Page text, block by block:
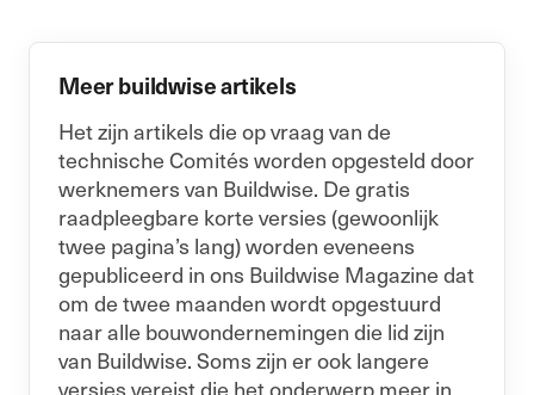
Meer buildwise artikels
Het zijn artikels die op vraag van de
technische Comités worden opgesteld door
werknemers van Buildwise. De gratis
raadpleegbare korte versies (gewoonlijk
twee pagina’s lang) worden eveneens
gepubliceerd in ons Buildwise Magazine dat
om de twee maanden wordt opgestuurd
naar alle bouwondernemingen die lid zijn
van Buildwise. Soms zijn er ook langere
versies vereist die het onderwerp meer in